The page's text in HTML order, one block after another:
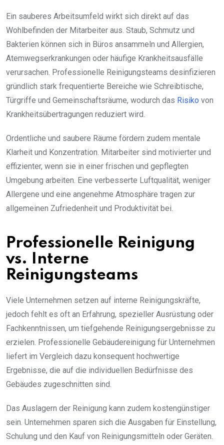
Ein sauberes Arbeitsumfeld wirkt sich direkt auf das
Wohlbefinden der Mitarbeiter aus. Staub, Schmutz und
Bakterien können sich in Büros ansammeln und Allergien,
Atemwegserkrankungen oder häufige Krankheitsausfälle
verursachen. Professionelle Reinigungsteams desinfizieren
gründlich stark frequentierte Bereiche wie Schreibtische,
Türgriffe und Gemeinschaftsräume, wodurch das Risiko von
Krankheitsübertragungen reduziert wird.
Ordentliche und saubere Räume fördern zudem mentale
Klarheit und Konzentration. Mitarbeiter sind motivierter und
effizienter, wenn sie in einer frischen und gepflegten
Umgebung arbeiten. Eine verbesserte Luftqualität, weniger
Allergene und eine angenehme Atmosphäre tragen zur
allgemeinen Zufriedenheit und Produktivität bei.
Professionelle Reinigung
vs. Interne
Reinigungsteams
Viele Unternehmen setzen auf interne Reinigungskräfte,
jedoch fehlt es oft an Erfahrung, spezieller Ausrüstung oder
Fachkenntnissen, um tiefgehende Reinigungsergebnisse zu
erzielen. Professionelle Gebäudereinigung für Unternehmen
liefert im Vergleich dazu konsequent hochwertige
Ergebnisse, die auf die individuellen Bedürfnisse des
Gebäudes zugeschnitten sind.
Das Auslagern der Reinigung kann zudem kostengünstiger
sein. Unternehmen sparen sich die Ausgaben für Einstellung,
Schulung und den Kauf von Reinigungsmitteln oder Geräten.